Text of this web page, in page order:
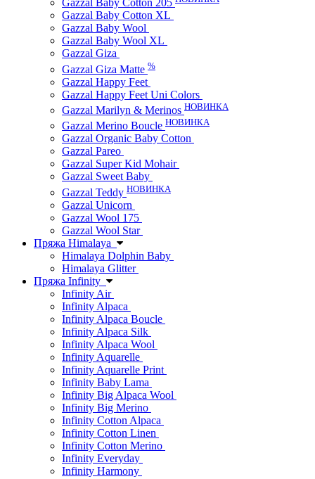
Gazzal Baby Cotton 205
Gazzal Baby Cotton XL
Gazzal Baby Wool
Gazzal Baby Wool XL
Gazzal Giza
Gazzal Giza Matte %
Gazzal Happy Feet
Gazzal Happy Feet Uni Colors
Gazzal Marilyn & Merinos НОВИНКА
Gazzal Merino Boucle НОВИНКА
Gazzal Organic Baby Cotton
Gazzal Pareo
Gazzal Super Kid Mohair
Gazzal Sweet Baby
Gazzal Teddy НОВИНКА
Gazzal Unicorn
Gazzal Wool 175
Gazzal Wool Star
Пряжа Himalaya
Himalaya Dolphin Baby
Himalaya Glitter
Пряжа Infinity
Infinity Air
Infinity Alpaca
Infinity Alpaca Boucle
Infinity Alpaca Silk
Infinity Alpaca Wool
Infinity Aquarelle
Infinity Aquarelle Print
Infinity Baby Lama
Infinity Big Alpaca Wool
Infinity Big Merino
Infinity Cotton Alpaca
Infinity Cotton Linen
Infinity Cotton Merino
Infinity Everyday
Infinity Harmony